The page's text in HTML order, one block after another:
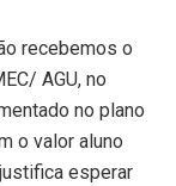
recebemos o
AGU, no
no plano
o valor aluno
esperar